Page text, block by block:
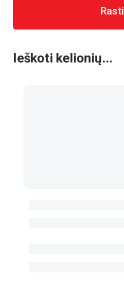
Rasti
Ieškoti kelionių...